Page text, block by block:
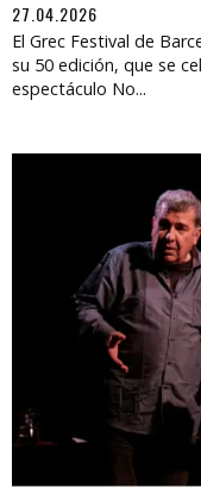
27.04.2026
El Grec Festival de
su 50 edición, que se
espectáculo No...